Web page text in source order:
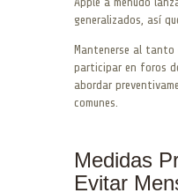
generalizados, así
Mantenerse al tanto
participar en foros
abordar
comunes.
Medidas
Evitar